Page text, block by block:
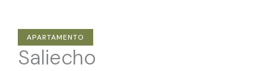
APARTAMENTO
Saliecho